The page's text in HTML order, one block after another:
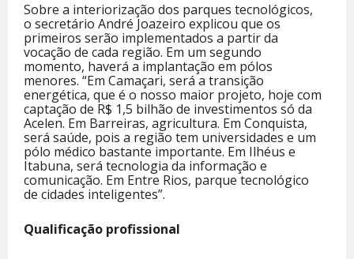
Sobre a interiorização dos parques tecnológicos,
o secretário André Joazeiro explicou que os
primeiros serão implementados a partir da
vocação de cada região. Em um segundo
momento, haverá a implantação em pólos
menores. “Em Camaçari, será a transição
energética, que é o nosso maior projeto, hoje com
captação de R$ 1,5 bilhão de investimentos só da
Acelen. Em Barreiras, agricultura. Em Conquista,
será saúde, pois a região tem universidades e um
pólo médico bastante importante. Em Ilhéus e
Itabuna, será tecnologia da informação e
comunicação. Em Entre Rios, parque tecnológico
de cidades inteligentes”.
Qualificação profissional